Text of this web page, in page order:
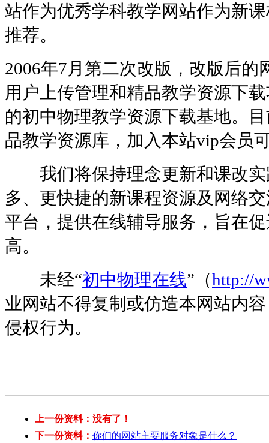
站作为优秀学科教学网站作为新
推荐。
2006年7月第二次改版，改版后
用户上传管理和精品教学资源下
的初中物理教学资源下载基地。
品教学资源库，加入本站vip会员
我们将保持理念更新和课改实
多、更快捷的新课程资源及网络
平台，提供在线辅导服务，旨在
高。
未经“初中物理在线”（http://
业网站不得复制或仿造本网站内
侵权行为。
上一份资料：没有了！
下一份资料： 你们的网站主要服务对象是什么？